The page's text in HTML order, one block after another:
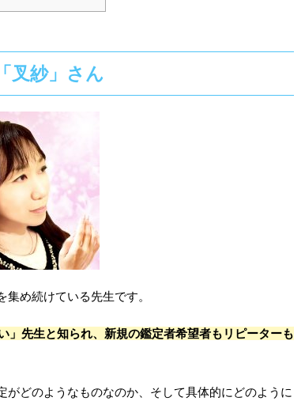
叉紗」さん
め続けている先生です。
」先生と知られ、新規の鑑定者希望者もリピーターも
どのようなものなのか、そして具体的にどのように